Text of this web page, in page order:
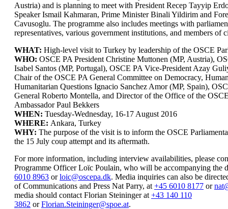
Austria) and is planning to meet with President Recep Tayyip
Speaker Ismail Kahmaran, Prime Minister Binali Yildirim and
Cavusoglu. The programme also includes meetings with
representatives, various government institutions, and members of
WHAT: High-level visit to Turkey by leadership of the OSCE
WHO: OSCE PA President Christine Muttonen (MP, Austria),
Isabel Santos (MP, Portugal), OSCE PA Vice-President Azay
Chair of the OSCE PA General Committee on Democracy,
Humanitarian Questions Ignacio Sanchez Amor (MP, Spain),
General Roberto Montella, and Director of the Office of the
Ambassador Paul Bekkers
WHEN: Tuesday-Wednesday, 16-17 August 2016
WHERE: Ankara, Turkey
WHY: The purpose of the visit is to inform the OSCE
the 15 July coup attempt and its aftermath.
For more information, including interview availabilities, please
Programme Officer Loïc Poulain, who will be accompanying the
6010 8963 orloic@oscepa.dk. Media inquiries can also be
of Communications and Press Nat Parry, at +45 6010 8177 or
media should contact Florian Steininger at +43 140 110
3862 orFlorian.Steininger@spoe.at.